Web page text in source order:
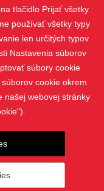
tlačidlo Prijať všetky
používať všetky typy
len určitých typov
Nastavenia súborov
súbory cookie
cookie okrem
našej webovej stránky